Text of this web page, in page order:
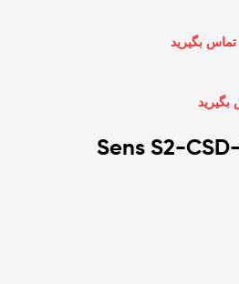
تماس بگیرید
بگیرید